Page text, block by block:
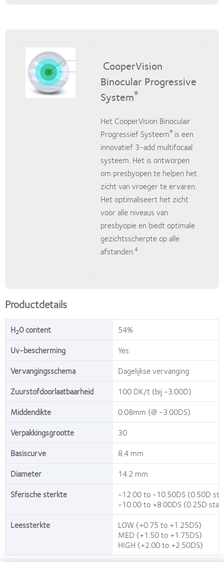
CooperVision
Binocular Progressive
System®
Het CooperVision Binoculair
Progressief Systeem® is een
innovatief 3-add multifocaal
systeem. Het is ontworpen
om presbyopen te helpen het
zicht van vroeger te ervaren.
Het optimaliseert het zicht
voor alle niveaus van
presbyopie en biedt optimale
gezichtsscherpte op alle
afstanden.4
Productdetails
H20 content
54%
Uv-bescherming
Yes
Vervangingsschema
Dagelijkse vervanging
Zuurstofdoorlaatbaarheid
100 DK/t (bij -3.00D)
Middendikte
0.08mm (@ -3.00DS)
Verpakkingsgrootte
30
Basiscurve
8.4 mm
Diameter
14.2 mm
Sferische sterkte
-12.00 to -10.50DS (0.50D
-10.00 to +8.00DS (0.25D
Leessterkte
LOW (+0.75 to +1.25DS)
MED (+1.50 to +1.75DS)
HIGH (+2.00 to +2.50DS)